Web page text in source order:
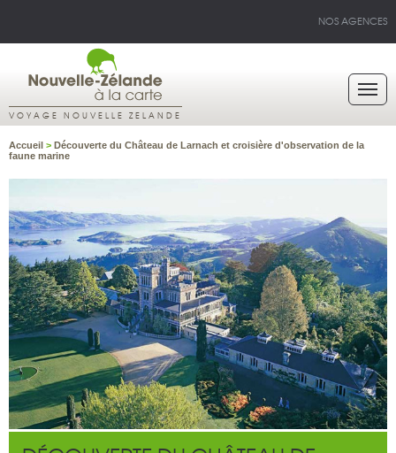
NOS AGENCES
VOYAGE NOUVELLE ZELANDE
Accueil > Découverte du Château de Larnach et croisière d'observation de la
faune marine